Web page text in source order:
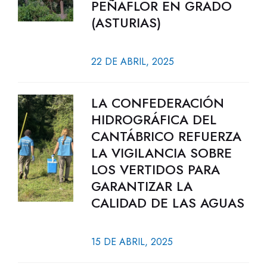
PEÑAFLOR EN GRADO
(ASTURIAS)
22 DE ABRIL, 2025
LA CONFEDERACIÓN
HIDROGRÁFICA DEL
CANTÁBRICO REFUERZA
LA VIGILANCIA SOBRE
LOS VERTIDOS PARA
GARANTIZAR LA
CALIDAD DE LAS AGUAS
15 DE ABRIL, 2025